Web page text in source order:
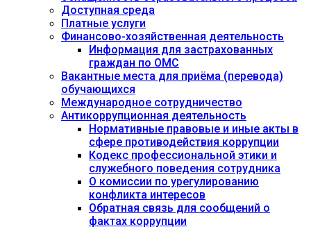
Доступная среда
Платные услуги
Финансово-хозяйственная деятельность
Информация для застрахованных
граждан по ОМС
Вакантные места для приёма (перевода)
обучающихся
Международное сотрудничество
Антикоррупционная деятельность
Нормативные правовые и иные акты в
сфере противодействия коррупции
Кодекс профессиональной этики и
служебного поведения сотрудника
О комиссии по урегулированию
конфликта интересов
Обратная связь для сообщений о
фактах коррупции